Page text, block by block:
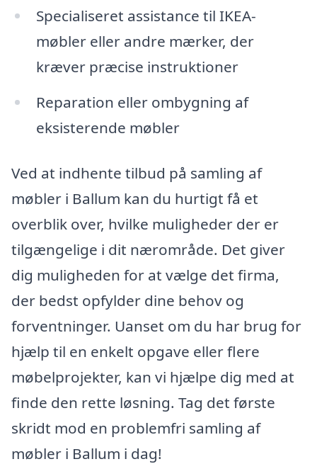
Specialiseret assistance til IKEA-
møbler eller andre mærker, der
kræver præcise instruktioner
Reparation eller ombygning af
eksisterende møbler
Ved at indhente tilbud på samling af
møbler i Ballum kan du hurtigt få et
overblik over, hvilke muligheder der er
tilgængelige i dit nærområde. Det giver
dig muligheden for at vælge det firma,
der bedst opfylder dine behov og
forventninger. Uanset om du har brug for
hjælp til en enkelt opgave eller flere
møbelprojekter, kan vi hjælpe dig med at
finde den rette løsning. Tag det første
skridt mod en problemfri samling af
møbler i Ballum i dag!